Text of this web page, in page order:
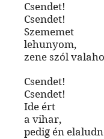
Csendet!
Csendet!
Szememet
lehunyom,
zene szól
Csendet!
Csendet!
Ide ért
a vihar,
pedig én